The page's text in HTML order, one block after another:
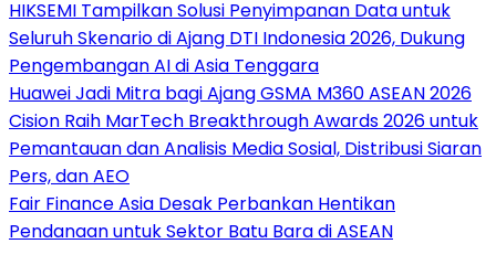
HIKSEMI Tampilkan Solusi Penyimpanan Data untuk
Seluruh Skenario di Ajang DTI Indonesia 2026, Dukung
Pengembangan AI di Asia Tenggara
Huawei Jadi Mitra bagi Ajang GSMA M360 ASEAN 2026
Cision Raih MarTech Breakthrough Awards 2026 untuk
Pemantauan dan Analisis Media Sosial, Distribusi Siaran
Pers, dan AEO
Fair Finance Asia Desak Perbankan Hentikan
Pendanaan untuk Sektor Batu Bara di ASEAN